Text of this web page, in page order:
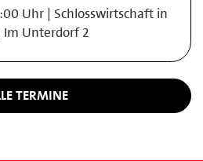
Uhr | Schlosswirtschaft in
Im Unterdorf 2
TERMINE